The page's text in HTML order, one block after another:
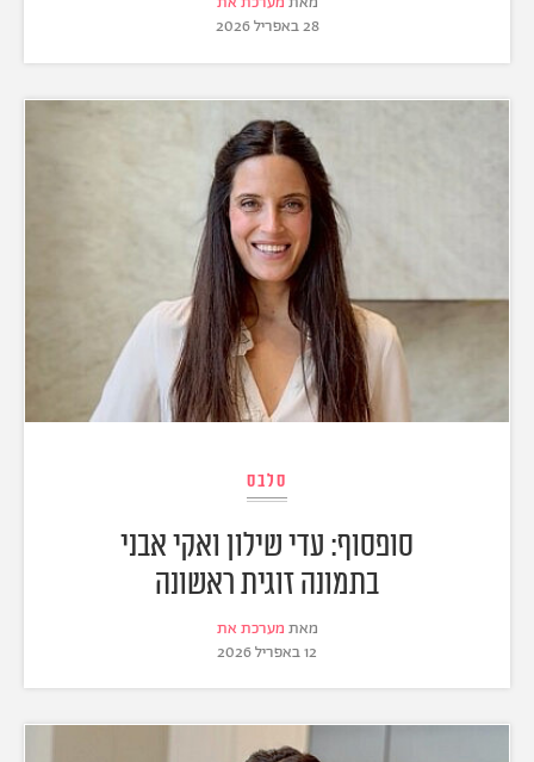
28 באפריל 2026
סלבס
סופסוף: עדי שילון ואקי אבני
בתמונה זוגית ראשונה
מאת מערכת את
12 באפריל 2026